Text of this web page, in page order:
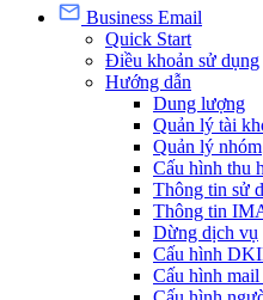
Business Email
Quick Start
Điều khoản sử dụng
Hướng dẫn
Dung lượng
Quản lý tài
Quản lý nhóm
Cấu hình thu
Thông tin sử
Thông tin
Dừng dịch vụ
Cấu hình
Cấu hình